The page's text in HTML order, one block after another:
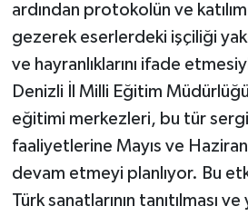
ardından protokolün ve
gezerek eserlerdeki işçiliği
ve hayranlıklarını ifade
Denizli İl Milli Eğitim
eğitimi merkezleri, bu tür
faaliyetlerine Mayıs ve
devam etmeyi planlıyor. Bu
Türk sanatlarının tanıtılması ve